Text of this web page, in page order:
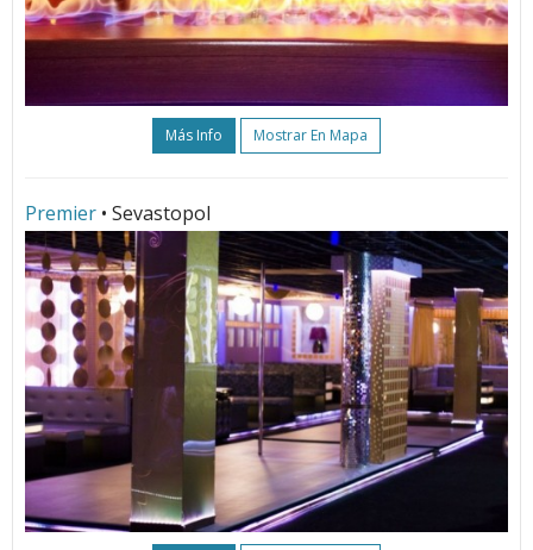
Más Info Mostrar En Mapa
Premier • Sevastopol